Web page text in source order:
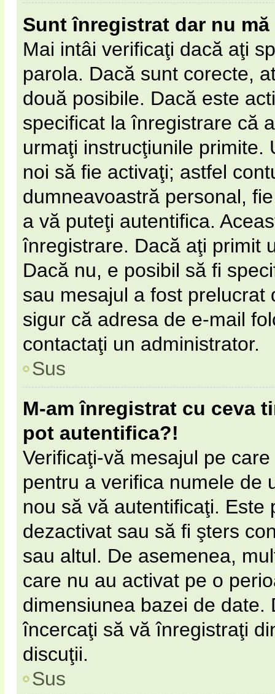
Sunt înregistrat dar nu
Mai intâi verificaţi dacă aţi
parola. Dacă sunt corecte,
două posibile. Dacă este
specificat la înregistrare că
urmaţi instrucţiunile primite.
noi să fie activaţi; astfel
dumneavoastră personal,
a vă puteţi autentifica.
înregistrare. Dacă aţi primit
Dacă nu, e posibil să fi
sau mesajul a fost
sigur că adresa de e-mail
contactaţi un administrator.
Sus
M-am înregistrat cu ceva
pot autentifica?!
Verificaţi-vă mesajul pe
pentru a verifica numele de
nou să vă autentificaţi.
dezactivat sau să fi şters
sau altul. De asemenea,
care nu au activat pe o
dimensiunea bazei de
încercaţi să vă înregistraţi
discuţii.
Sus